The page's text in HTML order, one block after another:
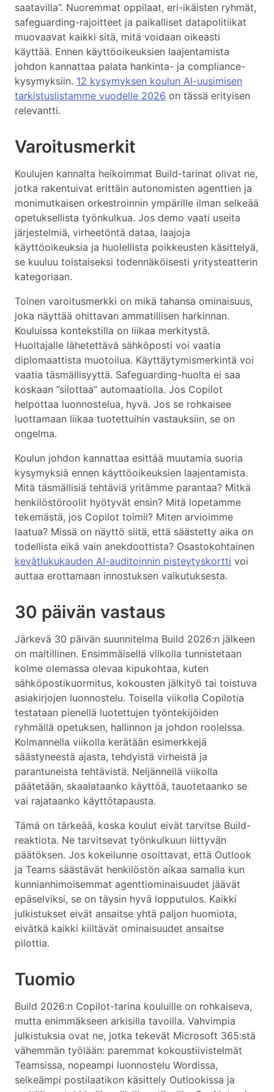
saatavilla”. Nuoremmat oppilaat, eri-ikäisten ryhmät,
safeguarding-rajoitteet ja paikalliset datapolitiikat
muovaavat kaikki sitä, mitä voidaan oikeasti
käyttää. Ennen käyttöoikeuksien laajentamista
johdon kannattaa palata hankinta- ja compliance-
kysymyksiin. 12 kysymyksen koulun AI-uusimisen
tarkistuslistamme vuodelle 2026 on tässä erityisen
relevantti.
Varoitusmerkit
Koulujen kannalta heikoimmat Build-tarinat olivat ne,
jotka rakentuivat erittäin autonomisten agenttien ja
monimutkaisen orkestroinnin ympärille ilman selkeää
opetuksellista työnkulkua. Jos demo vaati useita
järjestelmiä, virheetöntä dataa, laajoja
käyttöoikeuksia ja huolellista poikkeusten käsittelyä,
se kuuluu toistaiseksi todennäköisesti yritysteatterin
kategoriaan.
Toinen varoitusmerkki on mikä tahansa ominaisuus,
joka näyttää ohittavan ammatillisen harkinnan.
Kouluissa kontekstilla on liikaa merkitystä.
Huoltajalle lähetettävä sähköposti voi vaatia
diplomaattista muotoilua. Käyttäytymismerkintä voi
vaatia täsmällisyyttä. Safeguarding-huolta ei saa
koskaan ”silottaa” automaatiolla. Jos Copilot
helpottaa luonnostelua, hyvä. Jos se rohkaisee
luottamaan liikaa tuotettuihin vastauksiin, se on
ongelma.
Koulun johdon kannattaa esittää muutamia suoria
kysymyksiä ennen käyttöoikeuksien laajentamista.
Mitä täsmällisiä tehtäviä yritämme parantaa? Mitkä
henkilöstöroolit hyötyvät ensin? Mitä lopetamme
tekemästä, jos Copilot toimii? Miten arvioimme
laatua? Missä on näyttö siitä, että säästetty aika on
todellista eikä vain anekdoottista? Osastokohtainen
kevätlukukauden AI-auditoinnin pisteytyskortti voi
auttaa erottamaan innostuksen vaikutuksesta.
30 päivän vastaus
Järkevä 30 päivän suunnitelma Build 2026:n jälkeen
on maltillinen. Ensimmäisellä viikolla tunnistetaan
kolme olemassa olevaa kipukohtaa, kuten
sähköpostikuormitus, kokousten jälkityö tai toistuva
asiakirjojen luonnostelu. Toisella viikolla Copilotia
testataan pienellä luotettujen työntekijöiden
ryhmällä opetuksen, hallinnon ja johdon rooleissa.
Kolmannella viikolla kerätään esimerkkejä
säästyneestä ajasta, tehdyistä virheistä ja
parantuneista tehtävistä. Neljännellä viikolla
päätetään, skaalataanko käyttöä, tauotetaanko se
vai rajataanko käyttötapausta.
Tämä on tärkeää, koska koulut eivät tarvitse Build-
reaktiota. Ne tarvitsevat työnkulkuun liittyvän
päätöksen. Jos kokeilunne osoittavat, että Outlook
ja Teams säästävät henkilöstön aikaa samalla kun
kunnianhimoisemmat agenttiominaisuudet jäävät
epäselviksi, se on täysin hyvä lopputulos. Kaikki
julkistukset eivät ansaitse yhtä paljon huomiota,
eivätkä kaikki kiiltävät ominaisuudet ansaitse
pilottia.
Tuomio
Build 2026:n Copilot-tarina kouluille on rohkaiseva,
mutta enimmäkseen arkisilla tavoilla. Vahvimpia
julkistuksia ovat ne, jotka tekevät Microsoft 365:stä
vähemmän työlään: paremmat kokoustiivistelmät
Teamsissa, nopeampi luonnostelu Wordissa,
selkeämpi postilaatikon käsittely Outlookissa ja